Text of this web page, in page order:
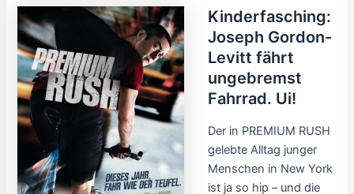
Kinderfasching:
Joseph Gordon-
Levitt fährt
ungebremst
Fahrrad. Ui!
Der in PREMIUM RUSH
gelebte Alltag junger
Menschen in New York
ist ja so hip – und die